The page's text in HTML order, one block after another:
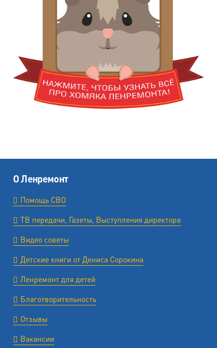
О Ленремонт
Помощь СВО
ТВ передачи, Газеты, Выступления директора
Видео советы
Детские книги от Дениса Сорокина
Ленремонт для детей
Благотворительность
Отзывы
Вакансии